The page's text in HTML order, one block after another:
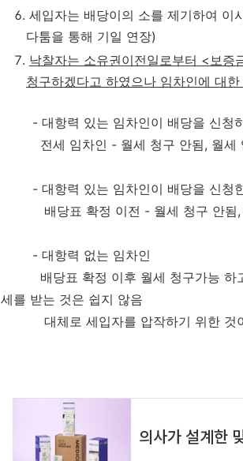
세입자는 배당이의 소를 제기하여 이
다툼을 통해 기일 연장)
낙찰자는 소유권이전일로부터 <보증
청구하겠다고 하였으나 임차인에 대
- 대항력 있는 임차인이 배당을 신청
전세 임차인 - 월세 청구 안됨, 월세
- 대항력 있는 임차인이 배당을 신청
배당표 확정 이전 - 월세 청구 안됨,
- 대항력 없는 임차인
배당표 확정 이후 월세 청구가능 하고
세를 받는 것은 쉽지 않음
대체로 세입자를 압작하기 위한 것이